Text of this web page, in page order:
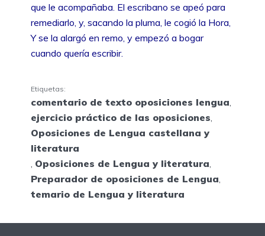
que le acompañaba. El escribano se apeó para
remediarlo, y, sacando la pluma, le cogió la Hora,
Y se la alargó en remo, y empezó a bogar
cuando quería escribir.
Etiquetas:
comentario de texto oposiciones lengua,
ejercicio práctico de las oposiciones,
Oposiciones de Lengua castellana y
literatura
, Oposiciones de Lengua y literatura,
Preparador de oposiciones de Lengua,
temario de Lengua y literatura